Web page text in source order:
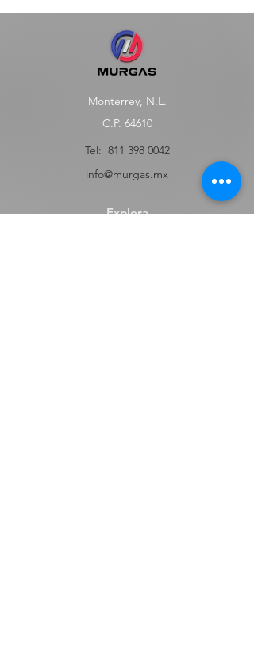
Monterrey, N.L.
C.P. 64610
Tel: 811 398 0042
info@murgas.mx
Explora